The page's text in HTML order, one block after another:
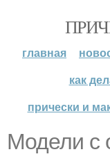
главная
как
прически и
Модели с